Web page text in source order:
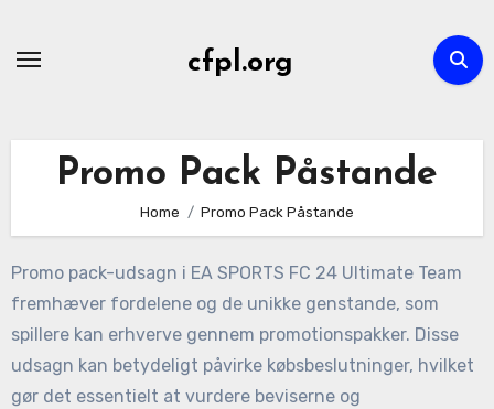
cfpl.org
Promo Pack Påstande
Home Promo Pack Påstande
Promo pack-udsagn i EA SPORTS FC 24 Ultimate Team
fremhæver fordelene og de unikke genstande, som
spillere kan erhverve gennem promotionspakker. Disse
udsagn kan betydeligt påvirke købsbeslutninger, hvilket
gør det essentielt at vurdere beviserne og